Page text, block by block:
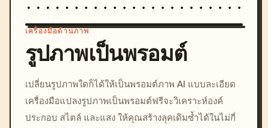
c, cyberpunk sunset, neon
colors, 8k --v 6.0
เครื่องมือด้านภาพ
รูปภาพเป็นพรอมต์
เปลี่ยนรูปภาพใดก็ได้ให้เป็นพรอมต์ภาพ AI แบบละเอียด
เครื่องมือแปลงรูปภาพเป็นพรอมต์ฟรีจะวิเคราะห์องค์
ประกอบ สไตล์ และแสง ให้คุณสร้างลุคเดิมซ้ำได้ในไม่กี่